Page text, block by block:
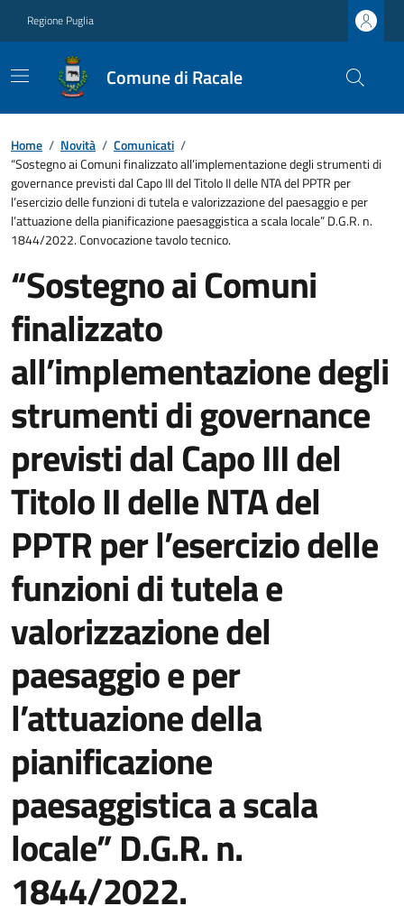
Regione Puglia
Comune di Racale
Home / Novità / Comunicati /
“Sostegno ai Comuni finalizzato all’implementazione degli strumenti di
governance previsti dal Capo III del Titolo II delle NTA del PPTR per
l’esercizio delle funzioni di tutela e valorizzazione del paesaggio e per
l’attuazione della pianificazione paesaggistica a scala locale” D.G.R. n.
1844/2022. Convocazione tavolo tecnico.
“Sostegno ai Comuni
finalizzato
all’implementazione degli
strumenti di governance
previsti dal Capo III del
Titolo II delle NTA del
PPTR per l’esercizio delle
funzioni di tutela e
valorizzazione del
paesaggio e per
l’attuazione della
pianificazione
paesaggistica a scala
locale” D.G.R. n.
1844/2022.